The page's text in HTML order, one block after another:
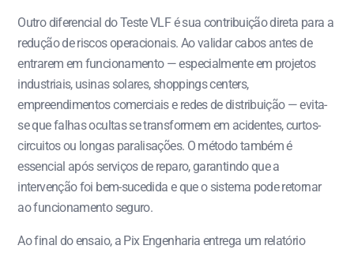
Outro diferencial do Teste VLF é sua contribuição direta para a
redução de riscos operacionais. Ao validar cabos antes de
entrarem em funcionamento — especialmente em projetos
industriais, usinas solares, shoppings centers,
empreendimentos comerciais e redes de distribuição — evita-
se que falhas ocultas se transformem em acidentes, curtos-
circuitos ou longas paralisações. O método também é
essencial após serviços de reparo, garantindo que a
intervenção foi bem-sucedida e que o sistema pode retornar
ao funcionamento seguro.
Ao final do ensaio, a Pix Engenharia entrega um relatório